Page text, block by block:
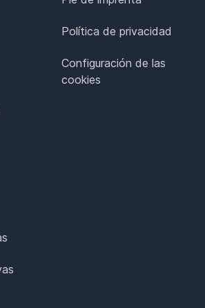
Política de privacidad
Configuración de las
cookies